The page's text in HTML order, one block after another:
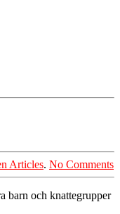
Articles. No Comments
barn och knattegrupper